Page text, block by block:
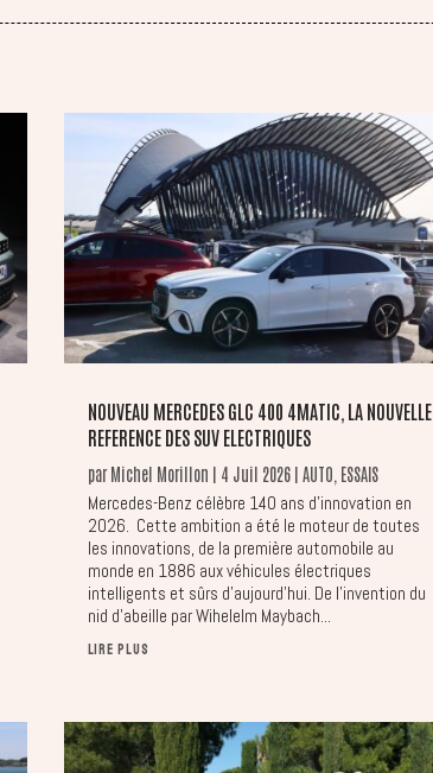
NOUVEAU MERCEDES GLC 400 4MATIC, LA NOUVELLE
REFERENCE DES SUV ELECTRIQUES
par Michel Morillon 4 Juil 2026| AUTO ESSAIS
Mercedes-Benz célèbre 140 ans d’innovation en
2026. Cette ambition a été le moteur de toutes
les innovations, de la première automobile au
monde en 1886 aux véhicules électriques
intelligents et sûrs d’aujourd’hui. De l’invention du
nid d’abeille par Wihelelm Maybach...
LIRE PLUS